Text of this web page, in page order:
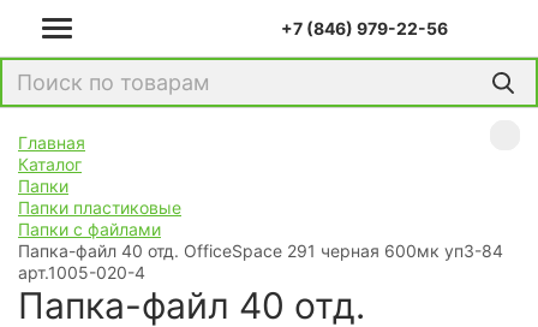
+7 (846) 979-22-56
Главная
Каталог
Папки
Папки пластиковые
Папки с файлами
Папка-файл 40 отд. OfficeSpace 291 черная 600мк уп3-84
арт.1005-020-4
Папка-файл 40 отд.